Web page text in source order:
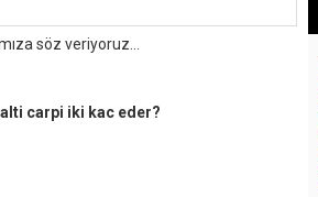
söz veriyoruz...
alti carpi iki kac eder?